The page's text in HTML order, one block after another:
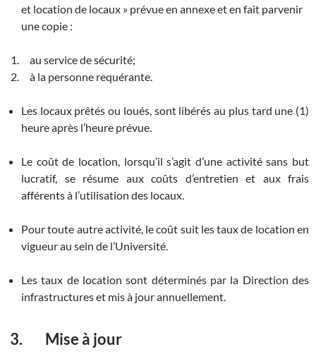
et location de locaux » prévue en annexe et en fait parvenir
une copie :
au service de sécurité;
à la personne requérante.
Les locaux prêtés ou loués, sont libérés au plus tard une (1)
heure après l’heure prévue.
Le coût de location, lorsqu’il s’agit d’une activité sans but
lucratif, se résume aux coûts d’entretien et aux frais
afférents à l’utilisation des locaux.
Pour toute autre activité, le coût suit les taux de location en
vigueur au sein de l’Université.
Les taux de location sont déterminés par la Direction des
infrastructures et mis à jour annuellement.
3. Mise à jour